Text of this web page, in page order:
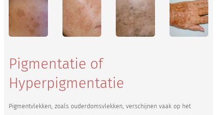
Pigmentatie of
Hyperpigmentatie
Pigmentvlekken, zoals ouderdomsvlekken, verschijnen vaak op het